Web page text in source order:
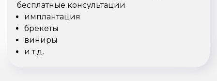
бесплатные консультации
имплантация
брекеты
виниры
и т.д.